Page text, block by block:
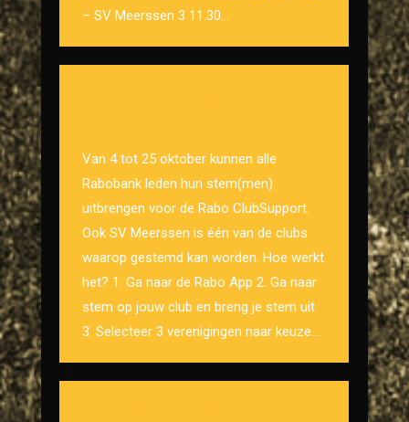
– SV Meerssen 3 11.30…
Van 4 tot 25 oktober kunnen alle
Rabobank leden hun stem(men)
uitbrengen voor de Rabo ClubSupport.
Ook SV Meerssen is één van de clubs
waarop gestemd kan worden. Hoe werkt
het? 1. Ga naar de Rabo App 2. Ga naar
stem op jouw club en breng je stem uit
3. Selecteer 3 verenigingen naar keuze…